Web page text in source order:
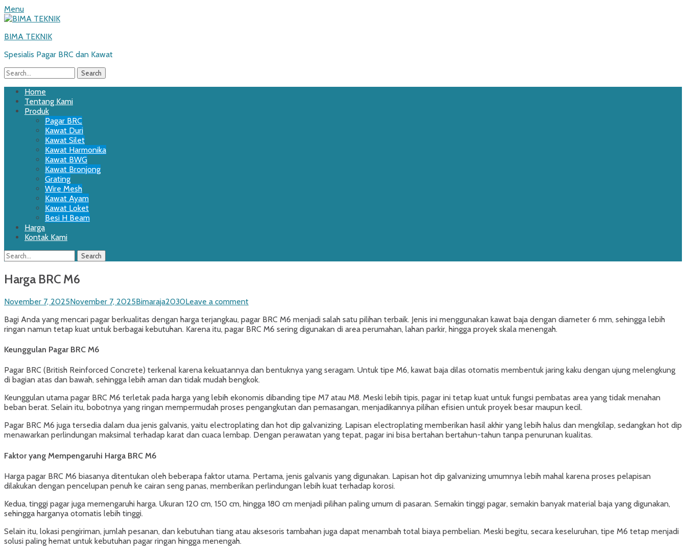
Menu
BIMA TEKNIK
Spesialis Pagar BRC dan Kawat
Search
for:
Primary
Menu
Skip
content
Home
Tentang Kami
Produk
Pagar BRC
Kawat Duri
Kawat Silet
Kawat Harmonika
Kawat BWG
Kawat Bronjong
Grating
Wire Mesh
Kawat Ayam
Kawat Loket
Besi H Beam
Harga
Kontak Kami
Search
Search
for:
Harga BRC M6
Posted
November 7, 2025November 7, 2025Author
Bimaraja2030Leave a comment
Bagi Anda yang mencari pagar berkualitas dengan harga terjangkau, pagar BRC M6 menjadi salah satu pilihan terbaik. Jenis ini menggunakan kawat baja dengan diameter 6 mm, sehingga lebih
ringan namun tetap kuat untuk berbagai kebutuhan. Karena itu, pagar BRC M6 sering digunakan di area perumahan, lahan parkir, hingga proyek skala menengah.
Keunggulan Pagar BRC M6
Pagar BRC (British Reinforced Concrete) terkenal karena kekuatannya dan bentuknya yang seragam. Untuk tipe M6, kawat baja dilas otomatis membentuk jaring kaku dengan ujung melengkung
di bagian atas dan bawah, sehingga lebih aman dan tidak mudah bengkok.
Keunggulan utama pagar BRC M6 terletak pada harga yang lebih ekonomis dibanding tipe M7 atau M8. Meski lebih tipis, pagar ini tetap kuat untuk fungsi pembatas area yang tidak menahan
beban berat. Selain itu, bobotnya yang ringan mempermudah proses pengangkutan dan pemasangan, menjadikannya pilihan efisien untuk proyek besar maupun kecil.
Pagar BRC M6 juga tersedia dalam dua jenis galvanis, yaitu electroplating dan hot dip galvanizing. Lapisan electroplating memberikan hasil akhir yang lebih halus dan mengkilap, sedangkan hot dip
menawarkan perlindungan maksimal terhadap karat dan cuaca lembap. Dengan perawatan yang tepat, pagar ini bisa bertahan bertahun-tahun tanpa penurunan kualitas.
Faktor yang Mempengaruhi Harga BRC M6
Harga pagar BRC M6 biasanya ditentukan oleh beberapa faktor utama. Pertama, jenis galvanis yang digunakan. Lapisan hot dip galvanizing umumnya lebih mahal karena proses pelapisan
dilakukan dengan pencelupan penuh ke cairan seng panas, memberikan perlindungan lebih kuat terhadap korosi.
Kedua, tinggi pagar juga memengaruhi harga. Ukuran 120 cm, 150 cm, hingga 180 cm menjadi pilihan paling umum di pasaran. Semakin tinggi pagar, semakin banyak material baja yang digunakan,
sehingga harganya otomatis lebih tinggi.
Selain itu, lokasi pengiriman, jumlah pesanan, dan kebutuhan tiang atau aksesoris tambahan juga dapat menambah total biaya pembelian. Meski begitu, secara keseluruhan, tipe M6 tetap menjadi
solusi paling hemat untuk kebutuhan pagar ringan hingga menengah.